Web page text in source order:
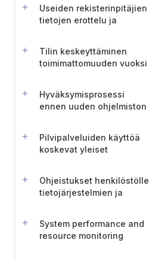
Useiden rekisterinpitäjien
tietojen erottelu ja
Tilin keskeyttäminen
toimimattomuuden vuoksi
Hyväksymisprosessi
ennen uuden ohjelmiston
Pilvipalveluiden käyttöä
koskevat yleiset
Ohjeistukset henkilöstölle
tietojärjestelmien ja
System performance and
resource monitoring